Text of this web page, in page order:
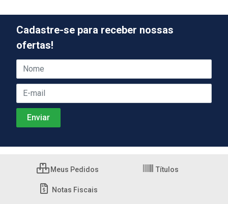
Cadastre-se para receber nossas
ofertas!
Meus Pedidos Títulos
Notas Fiscais